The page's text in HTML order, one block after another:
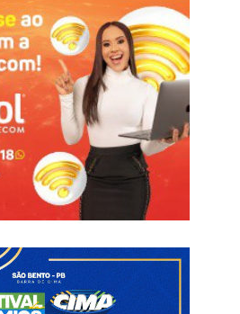
desenvolverão projetos nas
diretamente a criatividade, inovação
em nossos jovens e crianças.
aplicada desde cedo aos
contribui para o
comportamentais como
liderança, negociação,
resiliência e trabalho em
dessas competências,
gestão em qualificar a formação